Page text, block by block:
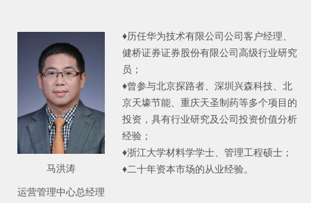
马洪涛
运营管理中心总经理
♦历任华为技术有限公司公司客户经理、
健桥证券证券股份有限公司高级行业研究
员；
♦曾参与北京探路者、深圳兴森科技、北
京天壕节能、重庆天圣制药等多个项目的
投资，具有行业研究及公司投资价值分析
经验；
♦浙江大学材料学学士、管理工程硕士；
♦二十年资本市场的从业经验。